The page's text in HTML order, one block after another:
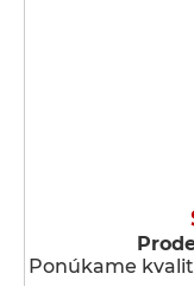
Ponúkame